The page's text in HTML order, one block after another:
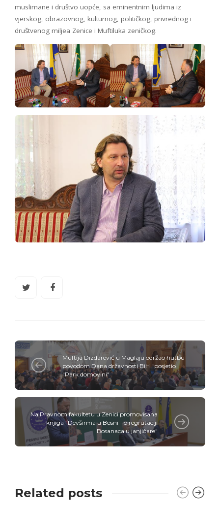
muslimane i društvo uopće, sa eminentnim ljudima iz
vjerskog, obrazovnog, kulturnog, političkog, privrednog i
društvenog miljea Zenice i Muftiluka zeničkog.
Muftija Dizdarević u Maglaju održao hutbu
povodom Dana državnosti BiH i posjetio
"Park domovini"
Na Pravnom fakultetu u Zenici promovisana
knjiga "Devširma u Bosni - o regrutaciji
Bosanaca u janjičare"
Related posts